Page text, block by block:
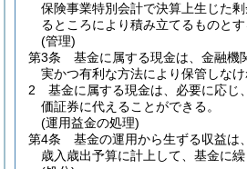
保険事業特別会計で決算上生じた
るところにより積み立てるものとす
(管理)
第3条
基金に属する現金は、金融機
実かつ有利な方法により保管しなけ
2
基金に属する現金は、必要に応じ
価証券に代えることができる。
(運用益金の処理)
第4条
基金の運用から生ずる収益は
歳入歳出予算に計上して、基金に繰